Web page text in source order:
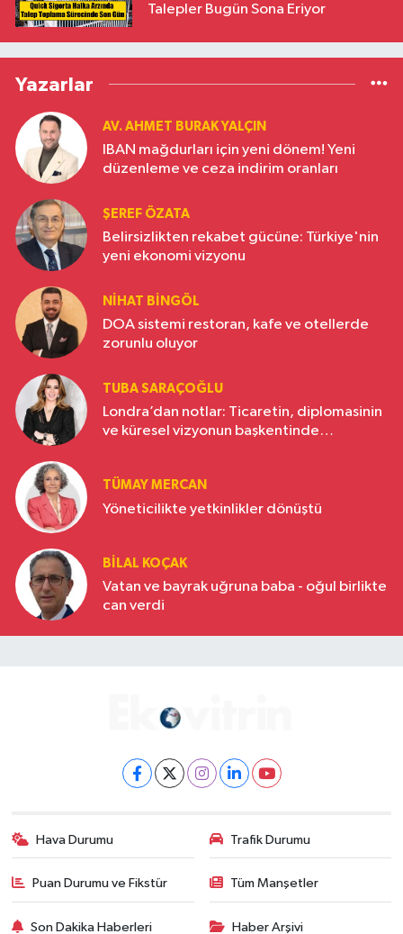
Talepler Bugün Sona Eriyor
Yazarlar
AV. AHMET BURAK YALÇIN
IBAN mağdurları için yeni dönem! Yeni
düzenleme ve ceza indirim oranları
ŞEREF ÖZATA
Belirsizlikten rekabet gücüne: Türkiye'nin
yeni ekonomi vizyonu
NIHAT BINGÖL
DOA sistemi restoran, kafe ve otellerde
zorunlu oluyor
TUBA SARAÇOĞLU
Londra’dan notlar: Ticaretin, diplomasinin
ve küresel vizyonun başkentinde
TÜMAY MERCAN
Yöneticilikte yetkinlikler dönüştü
BILAL KOÇAK
Vatan ve bayrak uğruna baba - oğul birlikte
can verdi
Hava Durumu Trafik Durumu
Puan Durumu ve Fikstür Tüm Manşetler
Son Dakika Haberleri Haber Arşivi